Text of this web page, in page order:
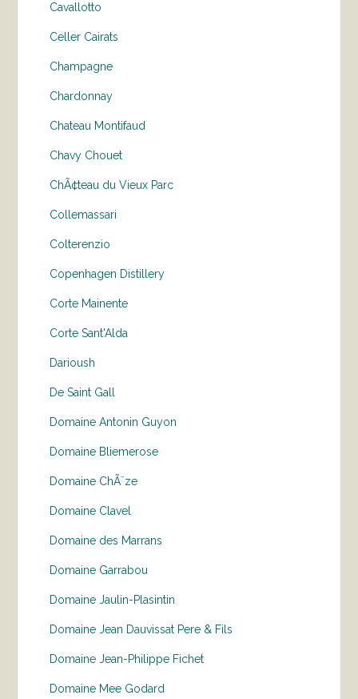
Cavallotto
Celler Cairats
Champagne
Chardonnay
Chateau Montifaud
Chavy Chouet
ChÃ¢teau du Vieux Parc
Collemassari
Colterenzio
Copenhagen Distillery
Corte Mainente
Corte Sant'Alda
Darioush
De Saint Gall
Domaine Antonin Guyon
Domaine Bliemerose
Domaine ChÃ¨ze
Domaine Clavel
Domaine des Marrans
Domaine Garrabou
Domaine Jaulin-Plasintin
Domaine Jean Dauvissat Pere & Fils
Domaine Jean-Philippe Fichet
Domaine Mee Godard